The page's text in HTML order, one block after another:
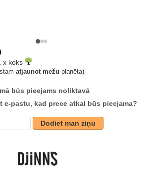
x koks
atjaunot mežu planēta)
būs pieejams noliktavā
e-pastu, kad prece atkal būs pieejama?
Dodiet man ziņu